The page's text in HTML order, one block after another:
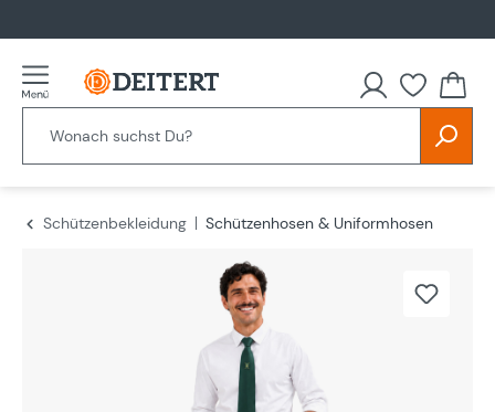
Schützenbekleidung
Schützenhosen & Uniformhosen